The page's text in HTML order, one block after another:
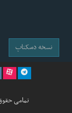
نسخه دسکتاپ
تمامی